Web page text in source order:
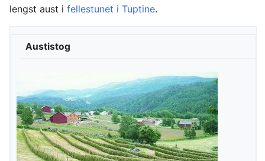
lengst aust i fellestunet i Tuptine.
Austistog